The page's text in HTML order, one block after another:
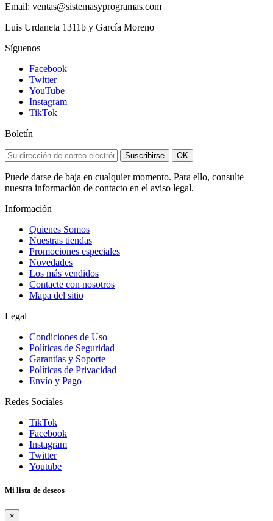
Email: ventas@sistemasyprogramas.com
Luis Urdaneta 1311b y García Moreno
Síguenos
Facebook
Twitter
YouTube
Instagram
TikTok
Boletín
Suscribirse OK
Puede darse de baja en cualquier momento. Para ello, consulte
nuestra información de contacto en el aviso legal.
Información
Quienes Somos
Nuestras tiendas
Promociones especiales
Novedades
Los más vendidos
Contacte con nosotros
Mapa del sitio
Legal
Condiciones de Uso
Políticas de Seguridad
Garantías y Soporte
Políticas de Privacidad
Envío y Pago
Redes Sociales
TikTok
Facebook
Instagram
Twitter
Youtube
Mi lista de deseos
×